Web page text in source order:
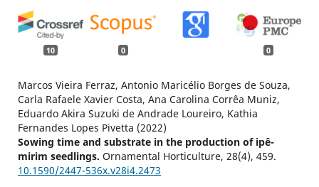
10 0 0
Marcos Vieira Ferraz, Antonio Maricélio Borges de Souza,
Carla Rafaele Xavier Costa, Ana Carolina Corrêa Muniz,
Eduardo Akira Suzuki de Andrade Loureiro, Kathia
Fernandes Lopes Pivetta (2022)
Sowing time and substrate in the production of ipê-
mirim seedlings. Ornamental Horticulture, 28(4), 459.
10.1590/2447-536x.v28i4.2473